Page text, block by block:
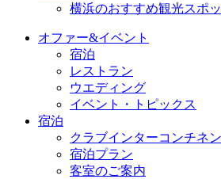
横浜のおすすめ観光スポ
オファー&イベント
宿泊
レストラン
ウエディング
イベント・トピックス
宿泊
クラブインターコンチネ
宿泊プラン
客室のご案内